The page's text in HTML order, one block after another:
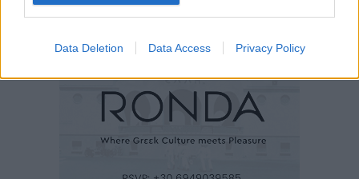
Data Deletion Data Access Privacy Policy